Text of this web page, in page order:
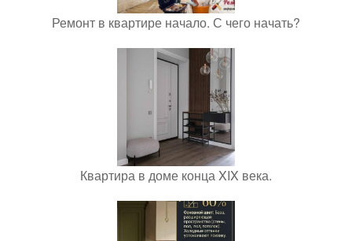
Ремонт в квартире начало. С чего начать?
Квартира в доме конца XIX века.